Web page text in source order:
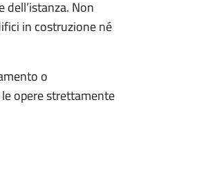
Non
in costruzione né
o
opere strettamente